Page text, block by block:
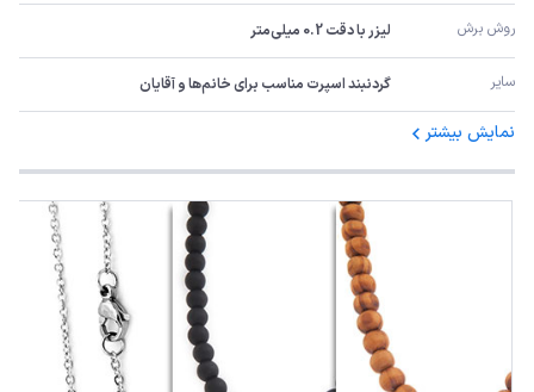
روش برش لیزر با دقت 0.2 میلی‌متر
سایر گردنبند اسپرت مناسب برای خانم‌ها و آقایان
نمایش بیشتر